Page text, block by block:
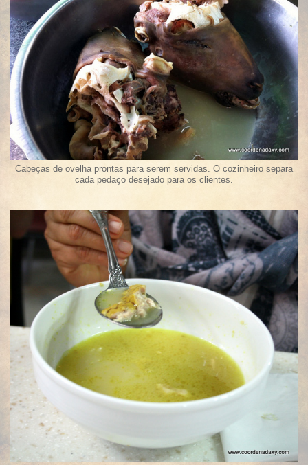
Cabeças de ovelha prontas para serem servidas. O cozinheiro separa
cada pedaço desejado para os clientes.